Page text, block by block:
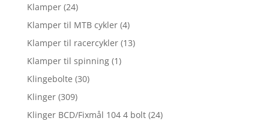
Klamper (24)
Klamper til MTB cykler (4)
Klamper til racercykler (13)
Klamper til spinning (1)
Klingebolte (30)
Klinger (309)
Klinger BCD/Fixmål 104 4 bolt (24)